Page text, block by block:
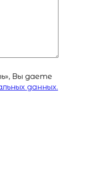
Вы даете
данных.